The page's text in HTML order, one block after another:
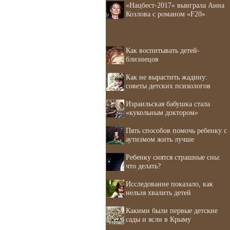
«Нацбест-2017» выиграла Анна
Козлова с романом «F20»
Как воспитывать детей-
близнецов
Как не вырастить жадину:
советы детских психологов
Израильская бабушка стала
«кукольным доктором»
Пять способов помочь ребенку с
аутизмом жить лучше
Ребенку снятся страшные сны:
что делать?
Исследование показало, как
нельзя хвалить детей
Какими были первые детские
сады и ясли в Крыму